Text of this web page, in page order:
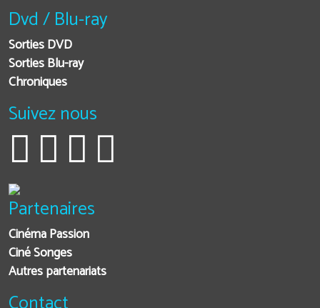
Dvd / Blu-ray
Sorties DVD
Sorties Blu-ray
Chroniques
Suivez nous
Partenaires
Cinéma Passion
Ciné Songes
Autres partenariats